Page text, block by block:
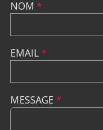
NOM *
EMAIL*
MESSAGE *